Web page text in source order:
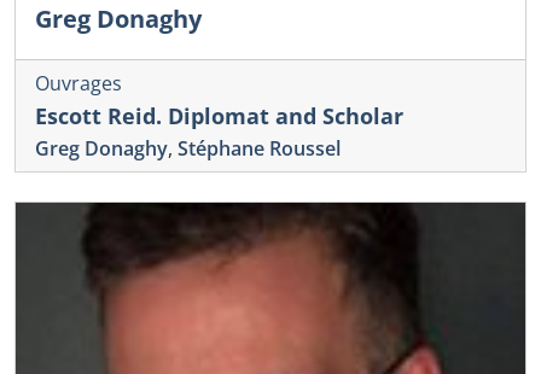
Greg Donaghy
Ouvrages
Escott Reid. Diplomat and Scholar
Greg Donaghy, Stéphane Roussel